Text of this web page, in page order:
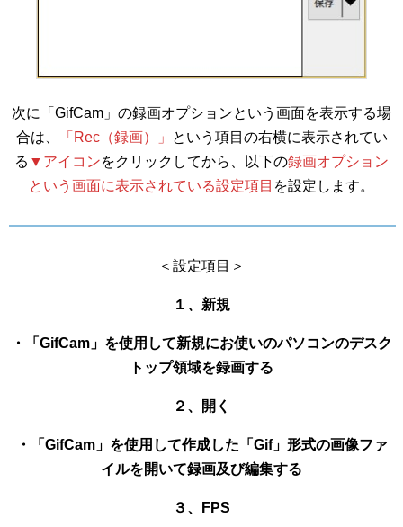
次に「GifCam」の録画オプションという画面を表示する場
合は、
「Rec（録画）」
という項目の右横に表示されてい
る ▼アイコンをクリックしてから、以下の録画オプション
という画面に表示されている設定項目 を設定します。
＜設定項目＞
１、新規
・「GifCam」を使用して新規にお使いのパソコンのデスク
トップ領域を録画する
２、開く
・「GifCam」を使用して作成した「Gif」形式の画像ファ
イルを開いて録画及び編集する
３、FPS